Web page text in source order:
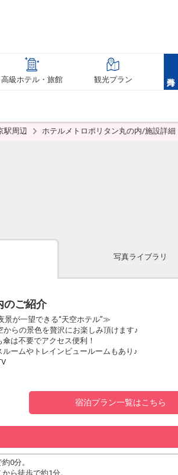
高級ホテル・旅館 観光プラン
駅周辺 ホテルメトロポリタン丸の内/施設詳細
写真ライブラリ
のご紹介
が一望できる“天空ホテル”≫
らの景色を贅沢にお楽しみ頂けます♪
は不要でアクセス便利！
ームやトレインビュールームもあり♪
宿泊プラン一覧はこちら
0分。
ら徒歩で約1分。